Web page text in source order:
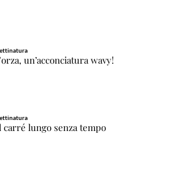
un’acconciatura wavy!
carré lungo senza tempo